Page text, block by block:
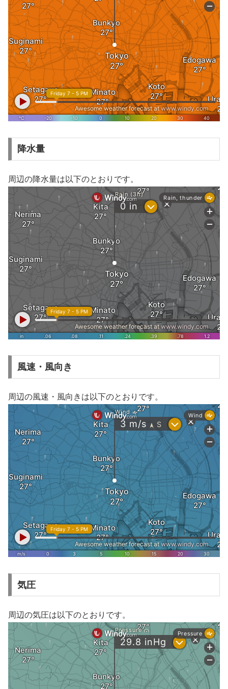
降水量
周辺の降水量は以下のとおりです。
風速・風向き
周辺の風速・風向きは以下のとおりです。
気圧
周辺の気圧は以下のとおりです。